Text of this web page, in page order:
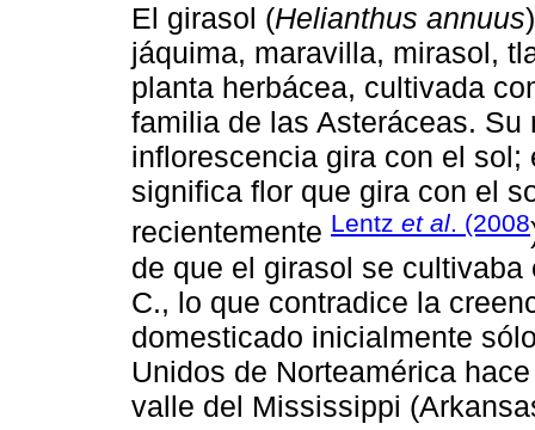
El girasol (Helianthus annuus
jáquima, maravilla, mirasol,
planta herbácea, cultivada
familia de las Asteráceas.
inflorescencia gira con el
significa flor que gira con el
recientemente Lentz et al. (2008
de que el girasol se
C., lo que contradice la
domesticado inicialmente
Unidos de Norteamérica
valle del Mississippi